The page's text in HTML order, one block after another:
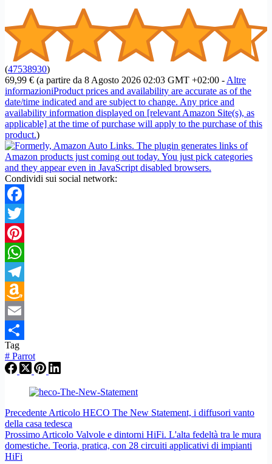
(47538930)
69,99 € (a partire da 8 Agosto 2026 02:03 GMT +02:00 - Altre
informazioniProduct prices and availability are accurate as of the
date/time indicated and are subject to change. Any price and
availability information displayed on [relevant Amazon Site(s), as
applicable] at the time of purchase will apply to the purchase of this
product.)
Condividi sui social network:
Facebook
Twitter
Pinterest
WhatsApp
Telegram
Amazon
Wish
List
Email
Condividi
Tag
# Parrot
Precedente Articolo HECO The New Statement, i diffusori vanto
della casa tedesca
Prossimo Articolo Valvole e dintorni HiFi. L'alta fedeltà tra le mura
domestiche. Teoria, pratica, con 28 circuiti applicativi di impianti
HiFi